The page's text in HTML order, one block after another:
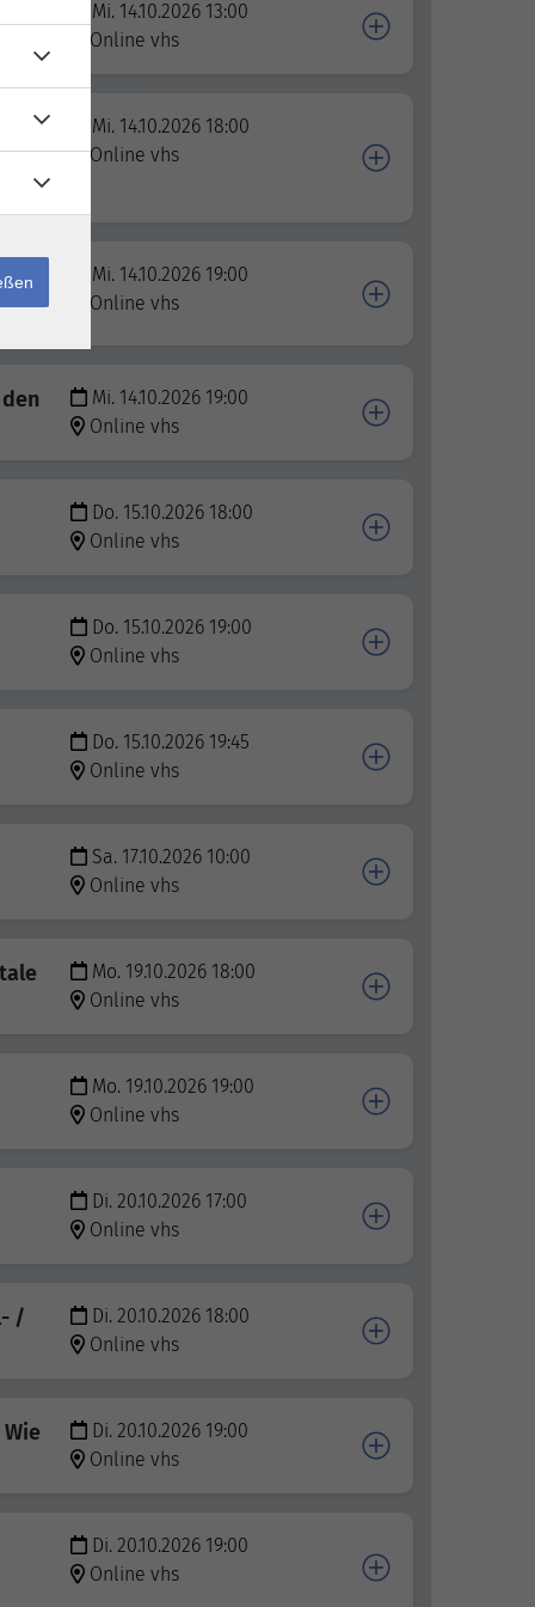
Mi. 14.10.2026 13:00
Online vhs
Mi. 14.10.2026 18:00
Online vhs
Mi. 14.10.2026 19:00
Online vhs
Mi. 14.10.2026 19:00
Online vhs
Do. 15.10.2026 18:00
Online vhs
Do. 15.10.2026 19:00
Online vhs
Do. 15.10.2026 19:45
Online vhs
Sa. 17.10.2026 10:00
Online vhs
Mo. 19.10.2026 18:00
Online vhs
Mo. 19.10.2026 19:00
Online vhs
Di. 20.10.2026 17:00
Online vhs
/
Di. 20.10.2026 18:00
Online vhs
Di. 20.10.2026 19:00
Online vhs
Di. 20.10.2026 19:00
Online vhs